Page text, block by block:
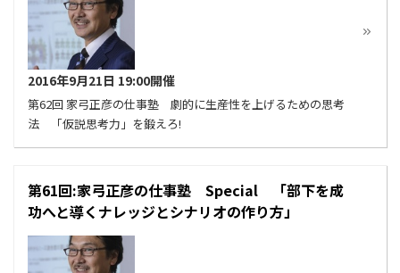
2016年9月21日 19:00開催
第62回 家弓正彦の仕事塾 劇的に生産性を上げるための思考
法 「仮説思考力」を鍛えろ!
第61回:家弓正彦の仕事塾 Special 「部下を成
功へと導くナレッジとシナリオの作り方」